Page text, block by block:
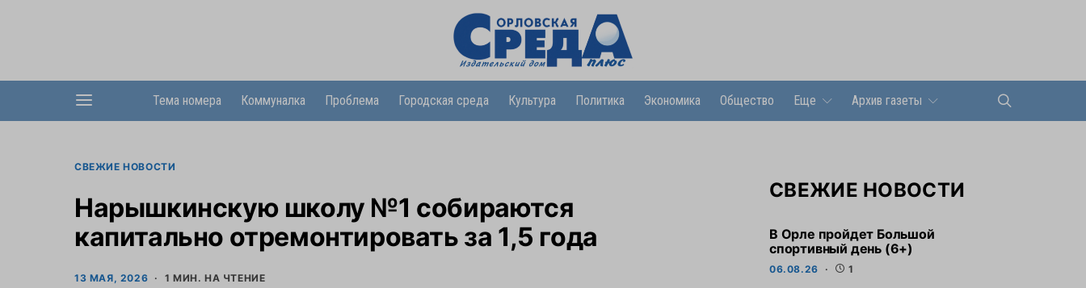
Тема номера Коммуналка Проблема Городская среда Культура Политика Экономика Общество Еще Архив газеты
СВЕЖИЕ НОВОСТИ
Нарышкинскую школу №1 собираются
капитально отремонтировать за 1,5 года
13 МАЯ, 2026 1 МИН. НА ЧТЕНИЕ
СВЕЖИЕ НОВОСТИ
В Орле пройдет Большой
спортивный день (6+)
06.08.26 1